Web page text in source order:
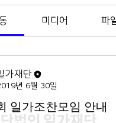
미디어 파
가재단
년 6월 30일
일가조찬모임 안내